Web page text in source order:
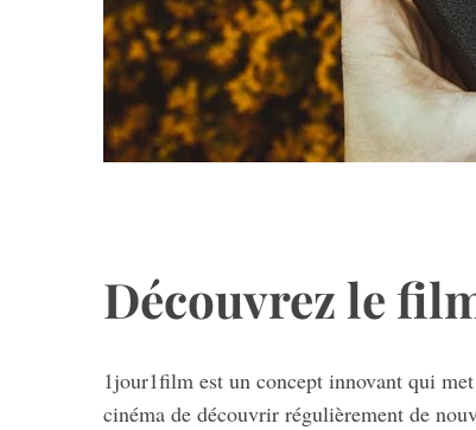
Découvrez le
1jour1film est un concept innovant qui
cinéma de découvrir régulièrement de